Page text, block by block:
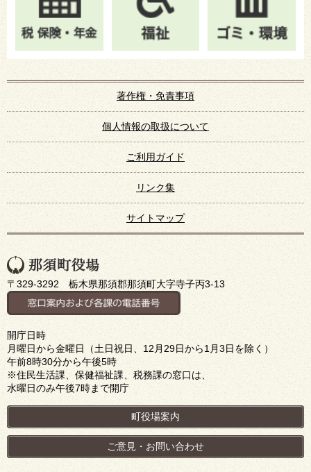
著作権・免責事項
個人情報の取扱について
ご利用ガイド
リンク集
サイトマップ
〒329-3292 栃木県那須郡那須町大字寺子丙3-13
開庁日時
月曜日から金曜日（土日祝日、12月29日から1月3日を除く）
午前8時30分から午後5時
※住民生活課、保健福祉課、税務課の窓口は、
水曜日のみ午後7時まで開庁
町役場案内
ご意見・お問い合わせ